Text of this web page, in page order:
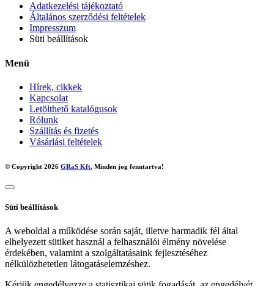
Adatkezelési tájékoztató
Általános szerződési feltételek
Impresszum
Süti beállítások
Menü
Hírek, cikkek
Kapcsolat
Letölthető katalógusok
Rólunk
Szállítás és fizetés
Vásárlási feltételek
© Copyright 2026 GRaS Kft. Minden jog fenntartva!
Süti beállítások
A weboldal a működése során saját, illetve harmadik fél által
elhelyezett sütiket használ a felhasználói élmény növelése
érdekében, valamint a szolgáltatásaink fejlesztéséhez
nélkülözhetetlen látogatáselemzéshez.